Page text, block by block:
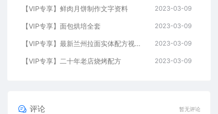
【VIP专享】鲜肉月饼制作文字资料 2023-03-09
【VIP专享】面包烘培全套 2023-03-09
【VIP专享】最新兰州拉面实体配方视频教程 2023-03-09
【VIP专享】二十年老店烧烤配方 2023-03-09
评论 暂无评论